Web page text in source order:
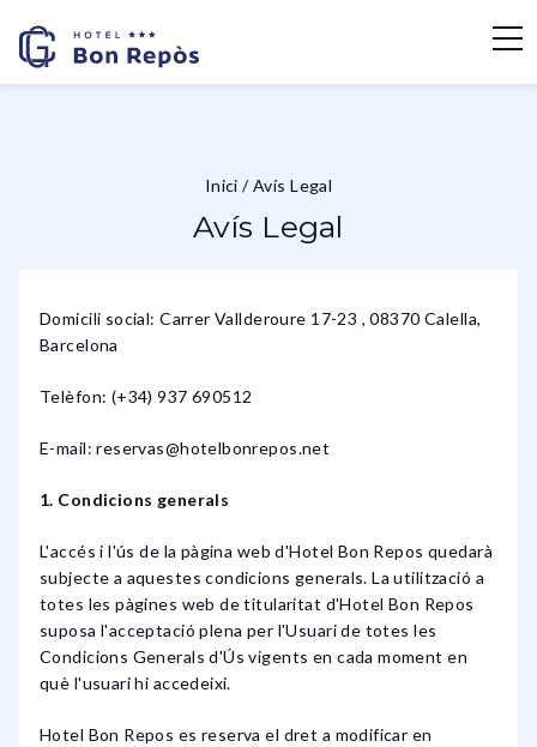
Inici /Avís Legal
Avís Legal
Domicili social: Carrer Vallderoure 17-23 , 08370 Calella,
Barcelona
Telèfon: (+34) 937 690512
E-mail: reservas@hotelbonrepos.net
1. Condicions generals
L'accés i l'ús de la pàgina web d'Hotel Bon Repos quedarà
subjecte a aquestes condicions generals. La utilització a
totes les pàgines web de titularitat d'Hotel Bon Repos
suposa l'acceptació plena per l'Usuari de totes les
Condicions Generals d'Ús vigents en cada moment en
què l'usuari hi accedeixi.
Hotel Bon Repos es reserva el dret a modificar en